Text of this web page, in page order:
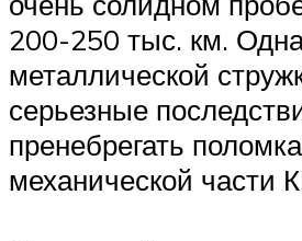
200-250 тыс. км.
металлической
серьезные
пренебрегать
механической части